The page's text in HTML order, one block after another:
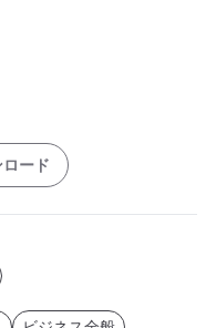
ード